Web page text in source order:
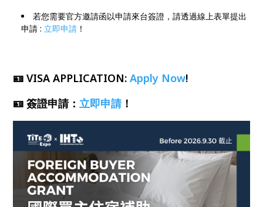
若您需要官方邀請函以申請來台簽證，請透過線上表單提出
申請 : 立即申請 ！
🪪VISA APPLICATION:Apply Now!
🪪簽證申請： 立即申請！